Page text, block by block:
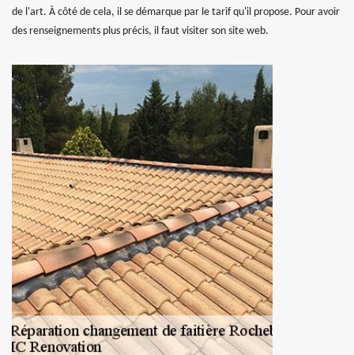
de l'art. À côté de cela, il se démarque par le tarif qu'il propose. Pour avoir
des renseignements plus précis, il faut visiter son site web.